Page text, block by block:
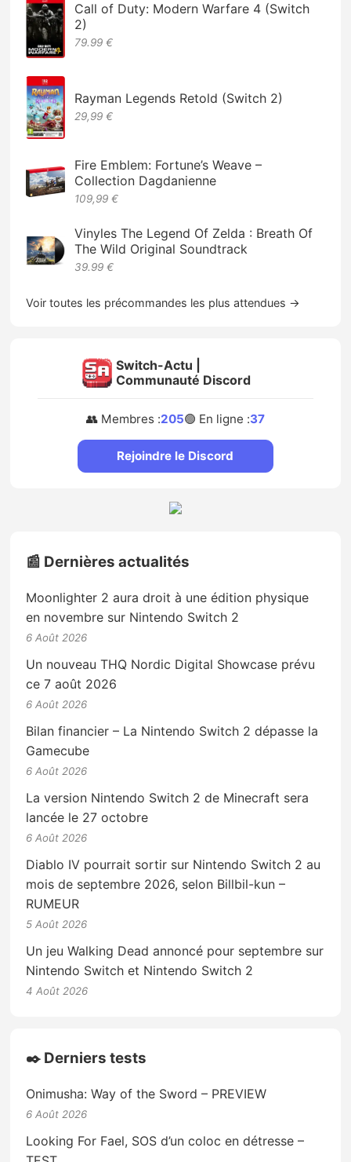
Call of Duty: Modern Warfare 4 (Switch
2)
79.99 €
Rayman Legends Retold (Switch 2)
29,99 €
Fire Emblem: Fortune’s Weave –
Collection Dagdanienne
109,99 €
Vinyles The Legend Of Zelda : Breath Of
The Wild Original Soundtrack
39.99 €
Voir toutes les précommandes les plus attendues →
Switch-Actu |
Communauté Discord
👥 Membres :205🟢 En ligne :37
Rejoindre le Discord
📰 Dernières actualités
Moonlighter 2 aura droit à une édition physique
en novembre sur Nintendo Switch 2
6 Août 2026
Un nouveau THQ Nordic Digital Showcase prévu
ce 7 août 2026
6 Août 2026
Bilan financier – La Nintendo Switch 2 dépasse la
Gamecube
6 Août 2026
La version Nintendo Switch 2 de Minecraft sera
lancée le 27 octobre
6 Août 2026
Diablo IV pourrait sortir sur Nintendo Switch 2 au
mois de septembre 2026, selon Billbil-kun –
RUMEUR
5 Août 2026
Un jeu Walking Dead annoncé pour septembre sur
Nintendo Switch et Nintendo Switch 2
4 Août 2026
✒️ Derniers tests
Onimusha: Way of the Sword – PREVIEW
6 Août 2026
Looking For Fael, SOS d’un coloc en détresse –